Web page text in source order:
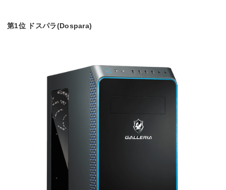
第1位 ドスパラ(Dospara)